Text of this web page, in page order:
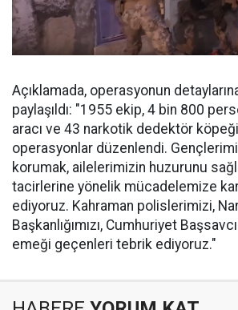
Açıklamada, operasyonun
paylaşıldı: "1955 ekip, 4 bin 800
aracı ve 43 narkotik dedektör
operasyonlar düzenlendi.
korumak, ailelerimizin huzurunu
tacirlerine yönelik mücadelemize
ediyoruz. Kahraman polislerimizi,
Başkanlığımızı, Cumhuriyet
emeği geçenleri tebrik ediyoruz."